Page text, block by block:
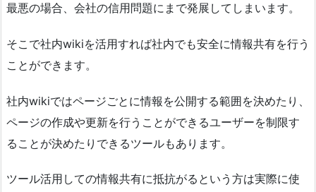
最悪の場合、会社の信用問題にまで発展してしまいます。
そこで社内wikiを活用すれば社内でも安全に情報共有を行う
ことができます。
社内wikiではページごとに情報を公開する範囲を決めたり、
ページの作成や更新を行うことができるユーザーを制限す
ることが決めたりできるツールもあります。
ツール活用しての情報共有に抵抗がるという方は実際に使